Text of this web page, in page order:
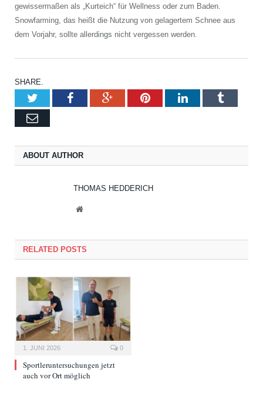
gewissermaßen als „Kurteich“ für Wellness oder zum Baden.
Snowfarming, das heißt die Nutzung von gelagertem Schnee aus
dem Vorjahr, sollte allerdings nicht vergessen werden.
SHARE.
TwitterFacebookGoogle+PinterestLinkedInTumblr
Email
ABOUT AUTHOR
THOMAS HEDDERICH
Website
RELATED POSTS
1. JUNI 2026 0
Sportleruntersuchungen jetzt
auch vor Ort möglich